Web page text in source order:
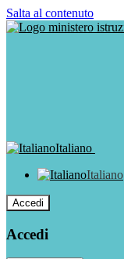
Salta al contenuto
Italiano
Italiano
Accedi
Accedi